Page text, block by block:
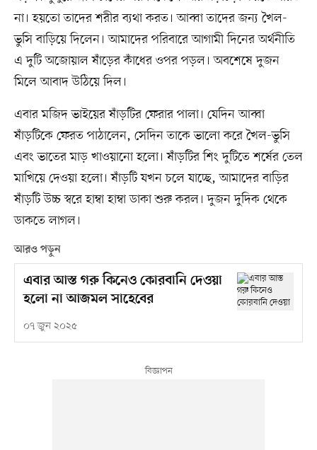
না। হয়তো তাদের শরীর ব্যথা করত। আব্বা তাদের জন্য খৈল-
ভুসি বাড়িয়ে দিলেন। আমাদের পরিবারে আগামী দিনের অর্থনীতি
এ দুটি অজোয়াল ষাঁড়ের কাঁধের ওপর পড়ল। অবশেষে দুজন
মিলে আবাদ উঠিয়ে দিল।
এবার মজিদ ভাইয়ের ষাঁড়টির ফেরার পালা। যেদিন আব্বা
ষাঁড়টিকে ফেরত পাঠালেন, সেদিন তাকে ভালো করে খৈল-ভুসি
এবং ভাতের মাড় খাওয়ানো হলো। ষাঁড়টির শিং দুটিতে শর্ষের তেল
মাখিয়ে দেওয়া হলো। ষাঁড়টি যখন চলে যাচ্ছে, আমাদের বাড়ির
ষাঁড়টি উচ্চ স্বরে হাম্বা হাম্বা ডাকা শুরু করল। দুজন দুদিক থেকে
ডাকতে লাগল।
আরও পড়ুন
এবার আস্ত গরু কিনেও কোরবানি দেওয়া
হলো না আজমল সাহেবের
০৭ জুন ২০২৫